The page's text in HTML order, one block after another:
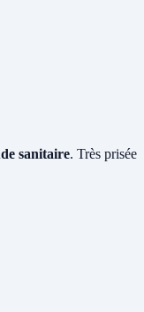
sanitaire. Très prisée